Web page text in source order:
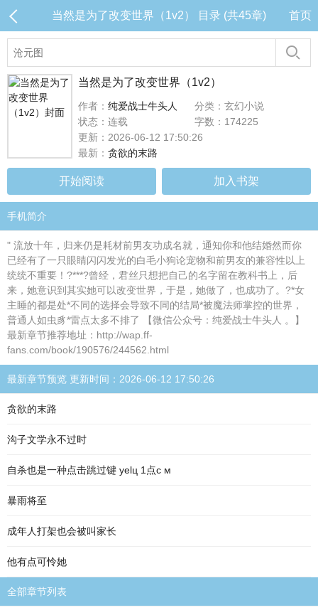
当然是为了改变世界（1v2） 目录 (共45章) 首页
当然是为了改变世界（1v2）
作者： 纯爱战士牛头人
分类：玄幻小说
状态：连载
字数：174225
更新：2026-06-12 17:50:26
最新： 贪欲的末路
开始阅读 加入书架
手机简介
" 流放十年，归来仍是耗材前男友功成名就，通知你和他结婚然而你
已经有了一只眼睛闪闪发光的白毛小狗论宠物和前男友的兼容性以上
统统不重要！?***?曾经，君丝只想把自己的名字留在教科书上，后
来，她意识到其实她可以改变世界，于是，她做了，也成功了。?*女
主睡的都是处*不同的选择会导致不同的结局*被魔法师掌控的世界，
普通人如虫豸*雷点太多不排了 【微信公众号：纯爱战士牛头人 。】
最新章节推荐地址：http://wap.ff-
fans.com/book/190576/244562.html
最新章节预览 更新时间：2026-06-12 17:50:26
贪欲的末路
沟子文学永不过时
自杀也是一种点击跳过键 уelц 1点c м
暴雨将至
成年人打架也会被叫家长
他有点可怜她
全部章节列表